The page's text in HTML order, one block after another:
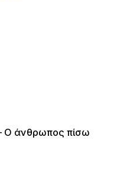
DON'T BE A
– Ο άνθρωπος πίσω